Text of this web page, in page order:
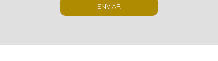
ENVIAR